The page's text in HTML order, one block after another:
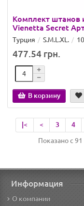
Комплект штанов
Vienetta Secret
Турция S.M.L.XL.
477.54 грн.
В корзину
|< < 3 4
Показано с
Информация
О компании